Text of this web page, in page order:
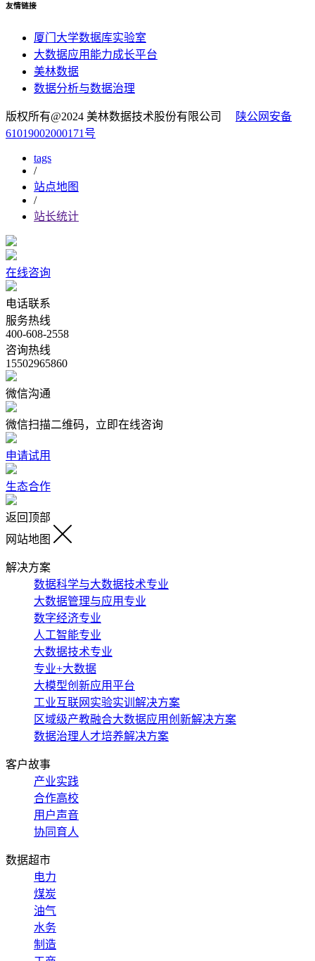
友情链接
厦门大学数据库实验室
大数据应用能力成长平台
美林数据
数据分析与数据治理
版权所有@2024 美林数据技术股份有限公司
陕公网安备
61019002000171号
tags
/
站点地图
/
站长统计
在线咨询
电话联系
服务热线
400-608-2558
咨询热线
15502965860
微信沟通
微信扫描二维码，立即在线咨询
申请试用
生态合作
返回顶部
网站地图
解决方案
数据科学与大数据技术专业
大数据管理与应用专业
数字经济专业
人工智能专业
大数据技术专业
专业+大数据
大模型创新应用平台
工业互联网实验实训解决方案
区域级产教融合大数据应用创新解决方案
数据治理人才培养解决方案
客户故事
产业实践
合作高校
用户声音
协同育人
数据超市
电力
煤炭
油气
水务
制造